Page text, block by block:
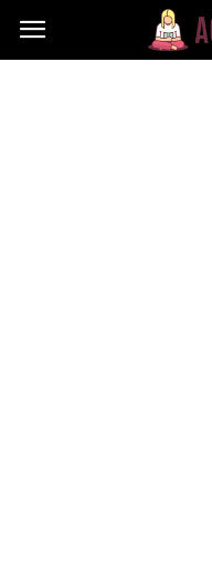
Aortamag.pl